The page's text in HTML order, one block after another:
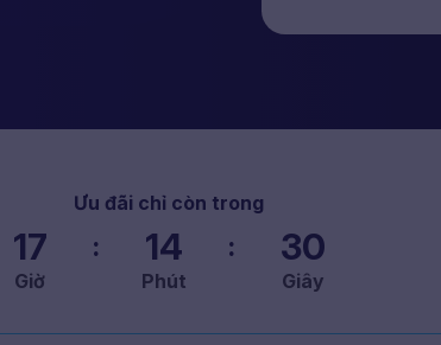
Ưu đãi chỉ còn trong
17
Giờ
: 14
Phút
: 29
Giây